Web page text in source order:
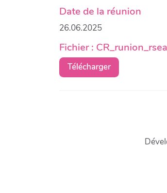
Date de la réunion
26.06.2025
Fichier :
Télécharger